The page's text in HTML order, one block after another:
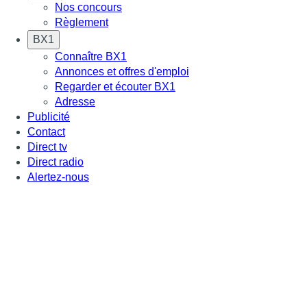
Nos concours
Règlement
BX1
Connaître BX1
Annonces et offres d'emploi
Regarder et écouter BX1
Adresse
Publicité
Contact
Direct tv
Direct radio
Alertez-nous